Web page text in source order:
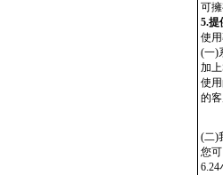
可
5.提
使
(一)
加
使
的
(二)
您